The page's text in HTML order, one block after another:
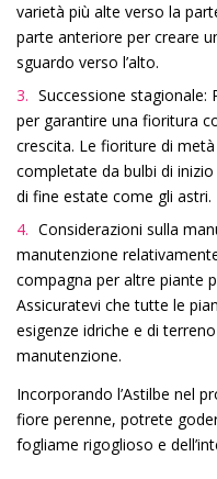
varietà più alte verso la
parte anteriore per creare
sguardo verso l’alto.
Successione stagionale:
per garantire una fioritura
crescita. Le fioriture di
completate da bulbi di
di fine estate come gli astri.
Considerazioni sulla
manutenzione
compagna per altre piante
Assicuratevi che tutte le
esigenze idriche e di
manutenzione.
Incorporando l’Astilbe nel
fiore perenne, potrete
fogliame rigoglioso e